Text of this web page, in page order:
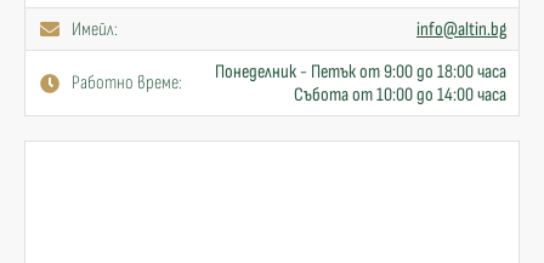
Имейл:
info@altin.bg
Работно време:
Понеделник - Петък от 9:00 до 18:00 часа
Събота от 10:00 до 14:00 часа